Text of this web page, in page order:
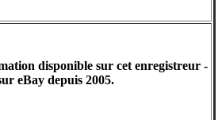
disponible sur cet enregistreur -
eBay depuis 2005.